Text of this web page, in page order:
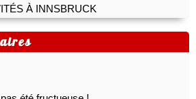
À INNSBRUCK
été fructueuse !